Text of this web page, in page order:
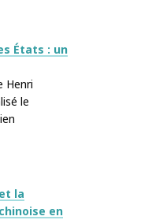
États : un
Henri
le
la
en